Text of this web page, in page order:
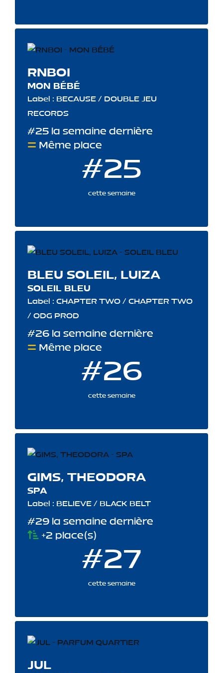
RNBOI
MON BÉBÉ
Label : BECAUSE / DOUBLE JEU
RECORDS
#25 la semaine dernière
Même place
#25
cette semaine
BLEU SOLEIL, LUIZA
SOLEIL BLEU
Label : CHAPTER TWO / CHAPTER TWO
/ ODG PROD
#26 la semaine dernière
Même place
#26
cette semaine
GIMS, THEODORA
SPA
Label : BELIEVE / BLACK BELT
#29 la semaine dernière
+2 place(s)
#27
cette semaine
JUL